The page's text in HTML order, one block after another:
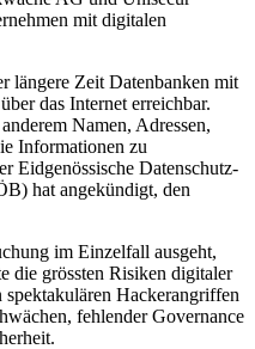
mit digitalen
längere Zeit Datenbanken mit
das Internet erreichbar.
Namen, Adressen,
Informationen zu
Eidgenössische Datenschutz-
hat angekündigt, den
im Einzelfall ausgeht,
die grössten Risiken digitaler
Hackerangriffen
fehlender Governance